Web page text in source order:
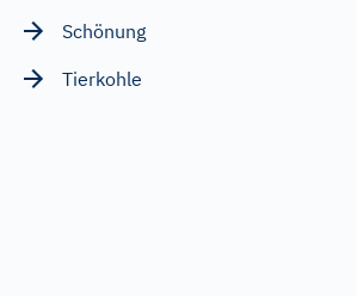
Schönung
Tierkohle